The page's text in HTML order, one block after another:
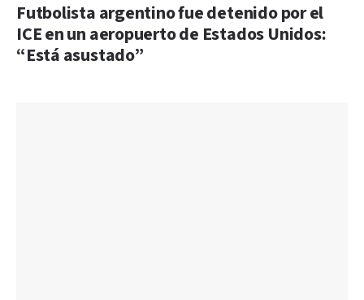
Futbolista argentino fue detenido por el
ICE en un aeropuerto de Estados Unidos:
“Está asustado”